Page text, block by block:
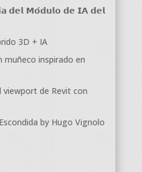
𝗱𝗲𝗹 𝗠𝗼́𝗱𝘂𝗹𝗼 𝗱𝗲 𝗜𝗔 𝗱𝗲𝗹
3D + IA
muñeco inspirado en
de Revit con
by Hugo Vignolo